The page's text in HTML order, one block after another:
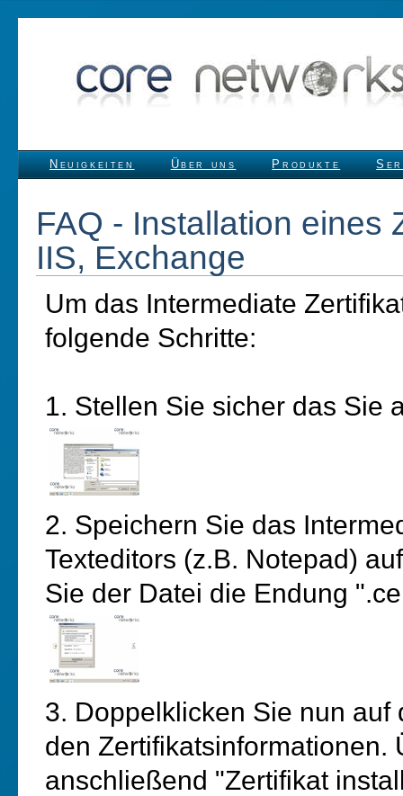
Neuigkeiten Über uns Produkte
FAQ - Installation eines
IIS, Exchange
Um das Intermediate
folgende Schritte:
1. Stellen Sie sicher das Sie
2. Speichern Sie das
Texteditors (z.B. Notepad)
Sie der Datei die Endung
3. Doppelklicken Sie nun
den Zertifikatsinformationen.
anschließend "Zertifikat